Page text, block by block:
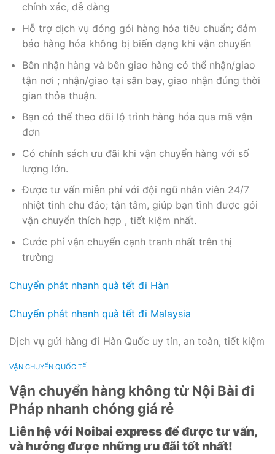
chính xác, dễ dàng
Hỗ trợ dịch vụ đóng gói hàng hóa tiêu chuẩn; đảm
bảo hàng hóa không bị biến dạng khi vận chuyển
Bên nhận hàng và bên giao hàng có thể nhận/giao
tận nơi ; nhận/giao tại sân bay, giao nhận đúng thời
gian thỏa thuận.
Bạn có thể theo dõi lộ trình hàng hóa qua mã vận
đơn
Có chính sách ưu đãi khi vận chuyển hàng với số
lượng lớn.
Được tư vấn miễn phí với đội ngũ nhân viên 24/7
nhiệt tình chu đáo; tận tâm, giúp bạn tình được gói
vận chuyển thích hợp , tiết kiệm nhất.
Cước phí vận chuyển cạnh tranh nhất trên thị
trường
Chuyển phát nhanh quà tết đi Hàn
Chuyển phát nhanh quà tết đi Malaysia
Dịch vụ gửi hàng đi Hàn Quốc uy tín, an toàn, tiết kiệm
VẬN CHUYỂN QUỐC TẾ
Vận chuyển hàng không từ Nội Bài đi
Pháp nhanh chóng giá rẻ
Liên hệ với Noibai express để được tư vấn,
và hưởng được những ưu đãi tốt nhất!